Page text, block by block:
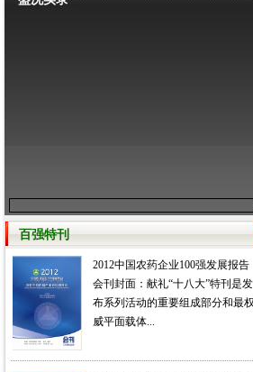
百强特刊
2012中国农药企业100强发展报告
会刊封面：献礼“十八大”特刊是发
布系列活动的重要组成部分和最权
威平面载体...